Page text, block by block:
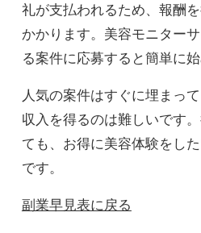
礼が支払われるため、報酬
かかります。美容モニター
る案件に応募すると簡単に始
人気の案件はすぐに埋まっ
収入を得るのは難しいです
ても、お得に美容体験をし
です。
副業早見表に戻る